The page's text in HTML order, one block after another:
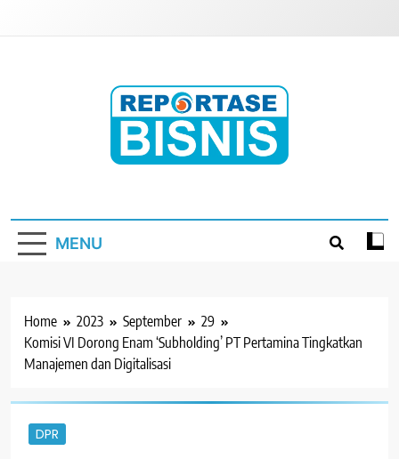
MENU
Home 2023 September
29
Komisi VI Dorong Enam ‘Subholding’ PT Pertamina Tingkatkan
Manajemen dan Digitalisasi
DPR